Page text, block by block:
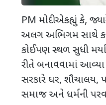
PM મોદીએકહ્યું કે,
અલગ અભિગમ સાથે
કોઈપણ સ્થળ સુધી
રીતે બનાવવામાં
સરકારે ઘર, શૌચાલય,
સમાજ અને ધર્મની